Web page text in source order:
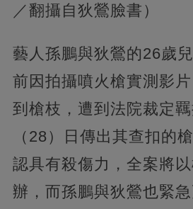
／翻攝自狄鶯臉書）
藝人孫鵬與狄鶯的26歲
前因拍攝噴火槍實測影
到槍枝，遭到法院裁定
（28）日傳出其查扣的
認具有殺傷力，全案將
辦，而孫鵬與狄鶯也緊急